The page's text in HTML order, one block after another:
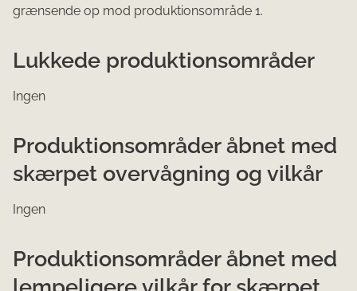
grænsende op mod produktionsområde 1.
Lukkede produktionsområder
Ingen
Produktionsområder åbnet med
skærpet overvågning og vilkår
Ingen
Produktionsområder åbnet med